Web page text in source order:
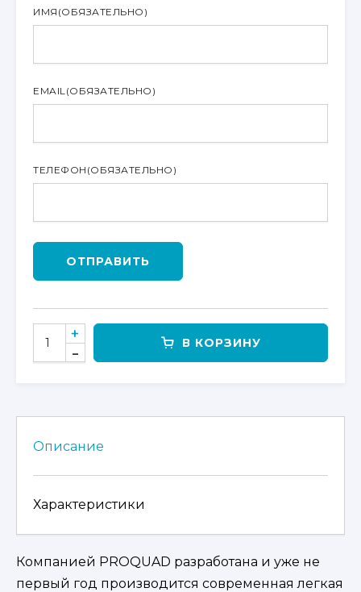
ИМЯ (ОБЯЗАТЕЛЬНО)
EMAIL(ОБЯЗАТЕЛЬНО)
ТЕЛЕФОН (ОБЯЗАТЕЛЬНО)
ОТПРАВИТЬ
КОЛИЧЕСТВО
ТОВАРА
ДЛЯ
CFORCE
EPS
В КОРЗИНУ
Описание
Характеристики
Компанией PROQUAD разработана и уже не
первый год производится современная легкая